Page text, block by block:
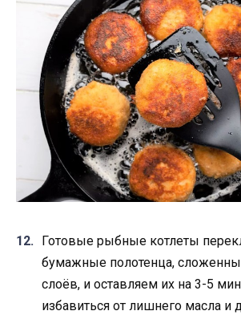
Готовые рыбные котлеты
бумажные полотенца,
слоёв, и оставляем их на 3-5
избавиться от лишнего масла и